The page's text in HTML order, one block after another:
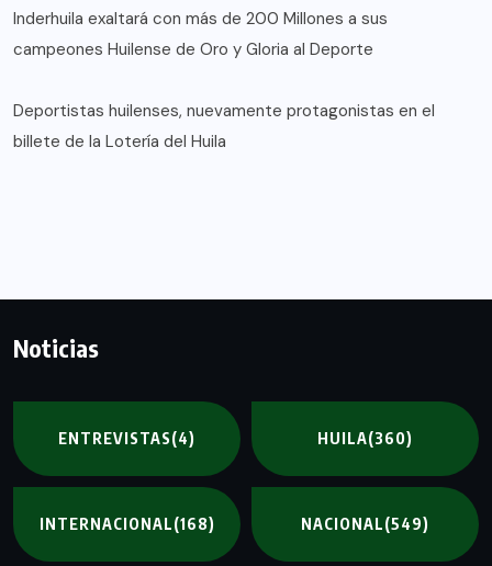
Inderhuila exaltará con más de 200 Millones a sus
campeones Huilense de Oro y Gloria al Deporte
Deportistas huilenses, nuevamente protagonistas en el
billete de la Lotería del Huila
Noticias
ENTREVISTAS(4) HUILA(360)
INTERNACIONAL(168) NACIONAL(549)